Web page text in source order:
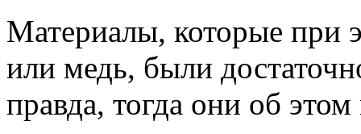
Материалы, которые при
или медь, были
правда, тогда они об этом